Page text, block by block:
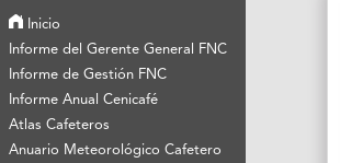
Inicio
Informe del Gerente General FNC
Informe de Gestión FNC
Informe Anual Cenicafé
Atlas Cafeteros
Anuario Meteorológico Cafetero